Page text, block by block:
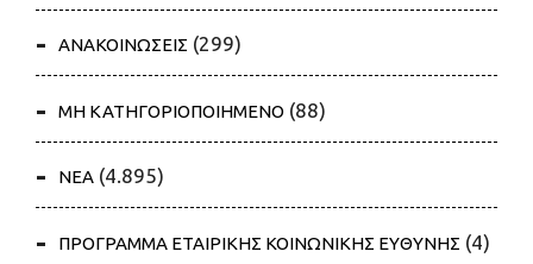
ΑΝΑΚΟΙΝΩΣΕΙΣ (299)
ΜΗ ΚΑΤΗΓΟΡΙΟΠΟΙΗΜΕΝΟ (88)
ΝΕΑ (4.895)
ΠΡΟΓΡΑΜΜΑ ΕΤΑΙΡΙΚΗΣ ΚΟΙΝΩΝΙΚΗΣ ΕΥΘΥΝΗΣ (4)